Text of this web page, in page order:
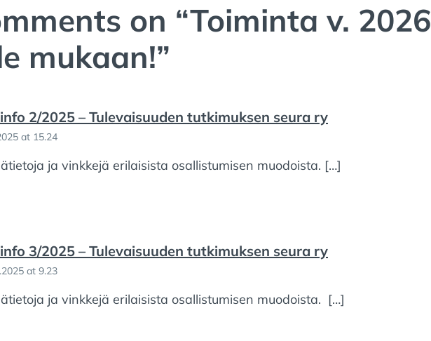
on “Toiminta v. 2026
mukaan!”
2/2025 – Tulevaisuuden tutkimuksen seura ry
at 15.24
ja vinkkejä erilaisista osallistumisen muodoista. […]
3/2025 – Tulevaisuuden tutkimuksen seura ry
at 9.23
ja vinkkejä erilaisista osallistumisen muodoista. […]